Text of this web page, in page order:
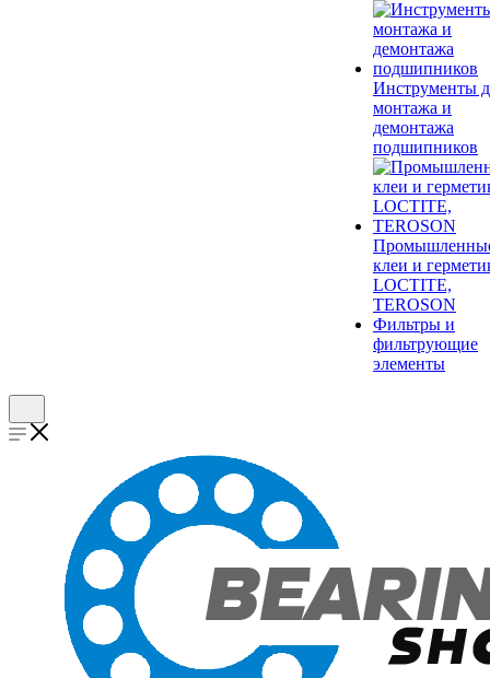
Инструменты
монтажа и
демонтажа
подшипников
клеи и
LOCTITE,
TEROSON
Фильтры и
фильтрующие
элементы